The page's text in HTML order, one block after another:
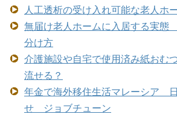
人工透析の受け入れ可能な老人ホ
無届け老人ホームに入居する実
分け方
介護施設や自宅で使用済み紙おむ
流せる？
年金で海外移住生活マレーシア
せ ジョブチューン